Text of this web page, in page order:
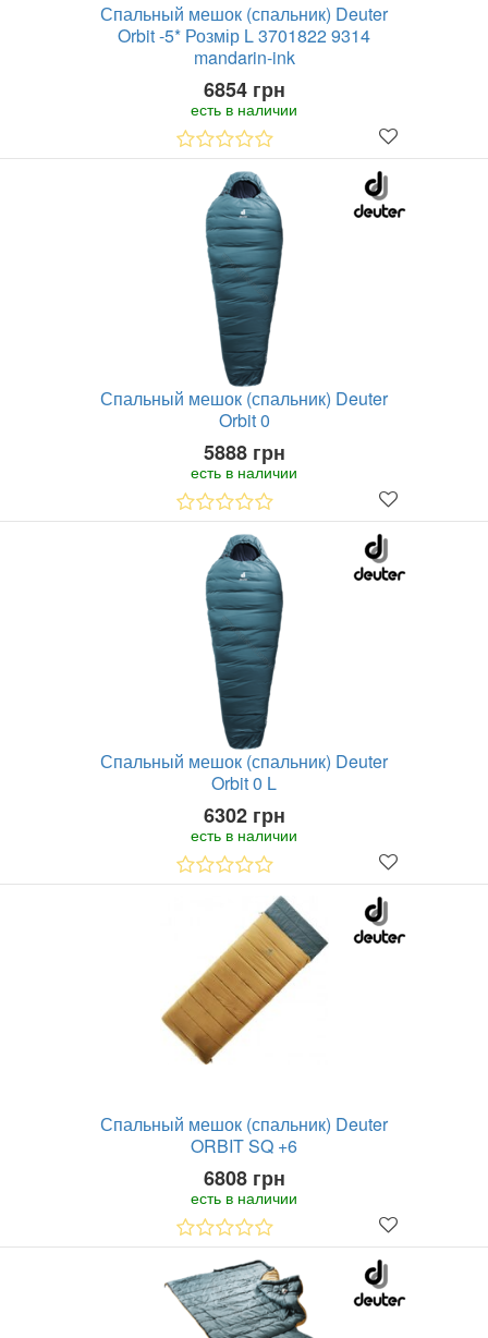
Спальный мешок (спальник) Deuter
Orbit -5* Розмір L 3701822 9314
mandarin-ink
6854 грн
есть в наличии
Спальный мешок (спальник) Deuter
Orbit 0
5888 грн
есть в наличии
Спальный мешок (спальник) Deuter
Orbit 0 L
6302 грн
есть в наличии
Спальный мешок (спальник) Deuter
ORBIT SQ +6
6808 грн
есть в наличии